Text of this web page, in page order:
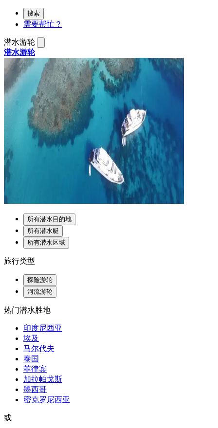
搜索
需要帮忙？
潜水游轮
潜水游轮
所有潜水目的地
所有潜水艇
所有潜水区域
旅行类型
探险游轮
河流游轮
热门潜水胜地
印度尼西亚
埃及
马尔代夫
泰国
菲律宾
加拉帕戈斯
墨西哥
密克罗尼西亚
或